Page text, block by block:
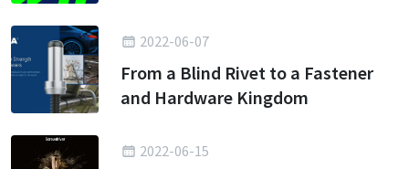
2022-06-07
From a Blind Rivet to a Fastener
and Hardware Kingdom
2022-06-15